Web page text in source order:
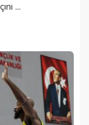
...